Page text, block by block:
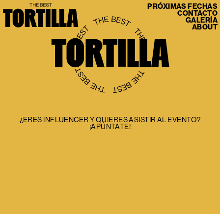
PRÓXIMAS FECHAS
CONTACTO
GALERÍA
ABOUT
¿ERES INFLUENCER Y QUIERES ASISTIR AL EVENTO?
¡APÚNTATE!